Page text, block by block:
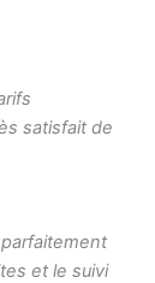
satisfait de
et le suivi